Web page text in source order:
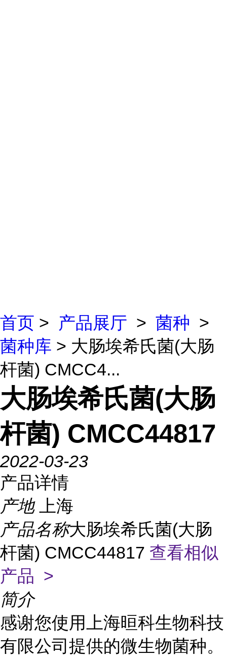
首页 > 产品展厅 > 菌种 >
菌种库 > 大肠埃希氏菌(大肠
杆菌) CMCC4...
大肠埃希氏菌(大肠
杆菌) CMCC44817
2022-03-23
产品详情
产地
上海
产品名称大肠埃希氏菌(大肠
杆菌) CMCC44817 查看相似
产品 >
简介
感谢您使用上海晅科生物科技
有限公司提供的微生物菌种。